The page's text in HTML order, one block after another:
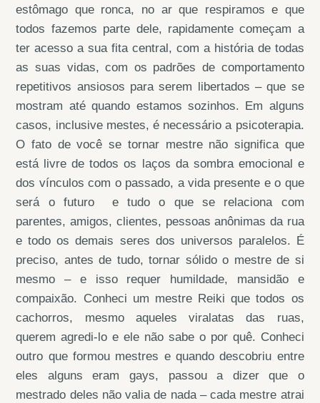
estômago que ronca, no ar que respiramos e que
todos fazemos parte dele, rapidamente começam a
ter acesso a sua fita central, com a história de todas
as suas vidas, com os padrões de comportamento
repetitivos ansiosos para serem libertados – que se
mostram até quando estamos sozinhos. Em alguns
casos, inclusive mestes, é necessário a psicoterapia.
O fato de você se tornar mestre não significa que
está livre de todos os laços da sombra emocional e
dos vínculos com o passado, a vida presente e o que
será o futuro e tudo o que se relaciona com
parentes, amigos, clientes, pessoas anônimas da rua
e todo os demais seres dos universos paralelos. É
preciso, antes de tudo, tornar sólido o mestre de si
mesmo – e isso requer humildade, mansidão e
compaixão. Conheci um mestre Reiki que todos os
cachorros, mesmo aqueles viralatas das ruas,
querem agredi-lo e ele não sabe o por quê. Conheci
outro que formou mestres e quando descobriu entre
eles alguns eram gays, passou a dizer que o
mestrado deles não valia de nada – cada mestre atrai